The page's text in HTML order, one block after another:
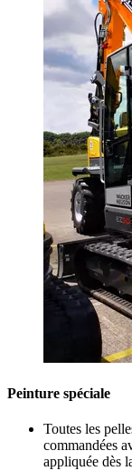
Peinture spéciale
Toutes les
commandées
appliquée dès